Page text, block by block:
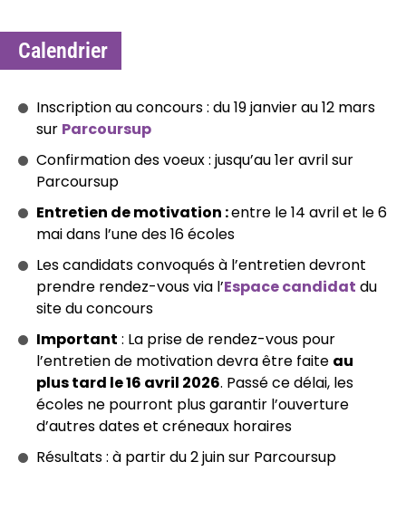
Calendrier
Inscription au concours : du 19 janvier au 12 mars
sur Parcoursup
Confirmation des voeux : jusqu’au 1er avril sur
Parcoursup
Entretien de motivation :entre le 14 avril et le 6
mai dans l’une des 16 écoles
Les candidats convoqués à l’entretien devront
prendre rendez-vous via l’Espace candidat du
site du concours
Important : La prise de rendez-vous pour
l’entretien de motivation devra être faite au
plus tard le 16 avril 2026. Passé ce délai, les
écoles ne pourront plus garantir l’ouverture
d’autres dates et créneaux horaires
Résultats : à partir du 2 juin sur Parcoursup